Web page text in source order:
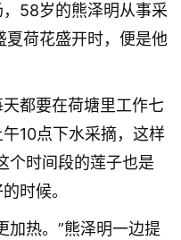
58岁的熊泽明从事采
荷花盛开时，便是他
都要在荷塘里工作七
10点下水采摘，这样
个时间段的莲子也是
时候。
加热。”熊泽明一边提